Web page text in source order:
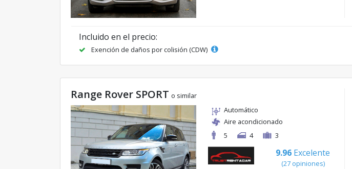
Incluido en el precio:
Exención de daños por colisión (CDW)
Range Rover SPORT o similar
Automático
Aire acondicionado
5
4 3
9.96 Excelente
(27 opiniones)